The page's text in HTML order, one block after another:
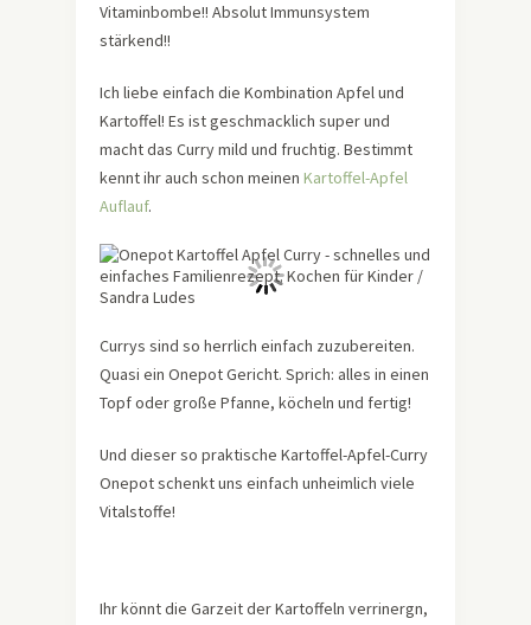
Vitaminbombe!! Absolut Immunsystem
stärkend!!
Ich liebe einfach die Kombination Apfel und
Kartoffel! Es ist geschmacklich super und
macht das Curry mild und fruchtig. Bestimmt
kennt ihr auch schon meinen Kartoffel-Apfel
Auflauf.
Currys sind so herrlich einfach zuzubereiten.
Quasi ein Onepot Gericht. Sprich: alles in einen
Topf oder große Pfanne, köcheln und fertig!
Und dieser so praktische Kartoffel-Apfel-Curry
Onepot schenkt uns einfach unheimlich viele
Vitalstoffe!
Ihr könnt die Garzeit der Kartoffeln verrinergn,